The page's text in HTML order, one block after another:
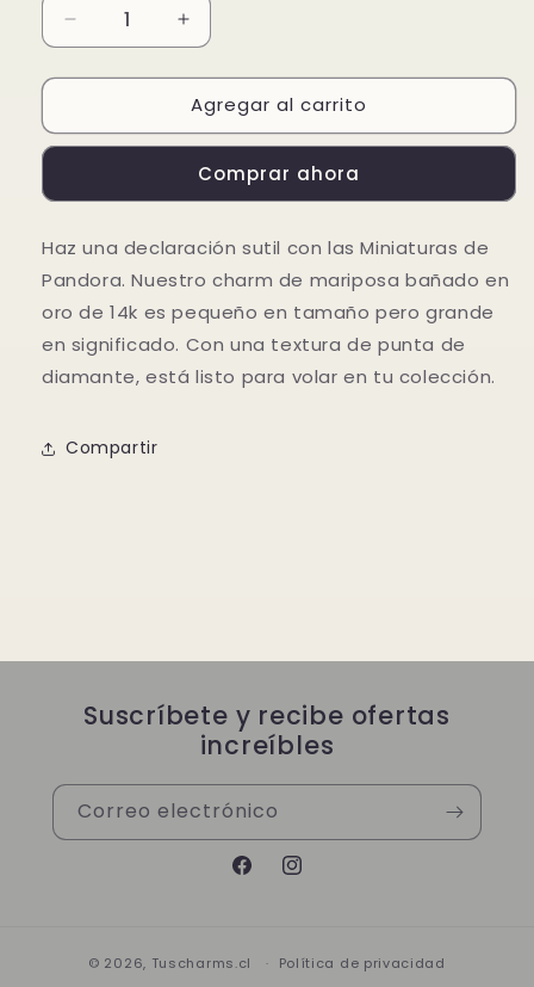
Reducir
cantidad
para
Charm
Mariposa
Textura
Aumentar
cantidad
para
Mini
Charm
Mariposa
Con
Textura
Agregar al carrito
Comprar ahora
Haz una declaración sutil con las Miniaturas de
Pandora. Nuestro charm de mariposa bañado en
oro de 14k es pequeño en tamaño pero grande
en significado. Con una textura de punta de
diamante, está listo para volar en tu colección.
Compartir
Suscríbete y recibe ofertas
increíbles
Correo electrónico
FacebookInstagram
© 2026, Tuscharms.cl Política de privacidad